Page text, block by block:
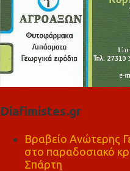
Diafimistes.gr
Βραβείο Ανώτερης
στο παραδοσιακό
Σπάρτη